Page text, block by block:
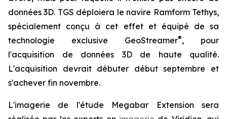
données 3D. TGS déploiera le navire Ramform Tethys,
spécialement conçu à cet effet et équipé de sa
technologie exclusive GeoStreamer®, pour
l'acquisition de données 3D de haute qualité.
L'acquisition devrait débuter début septembre et
s'achever fin novembre.
L'imagerie de l'étude Megabar Extension sera